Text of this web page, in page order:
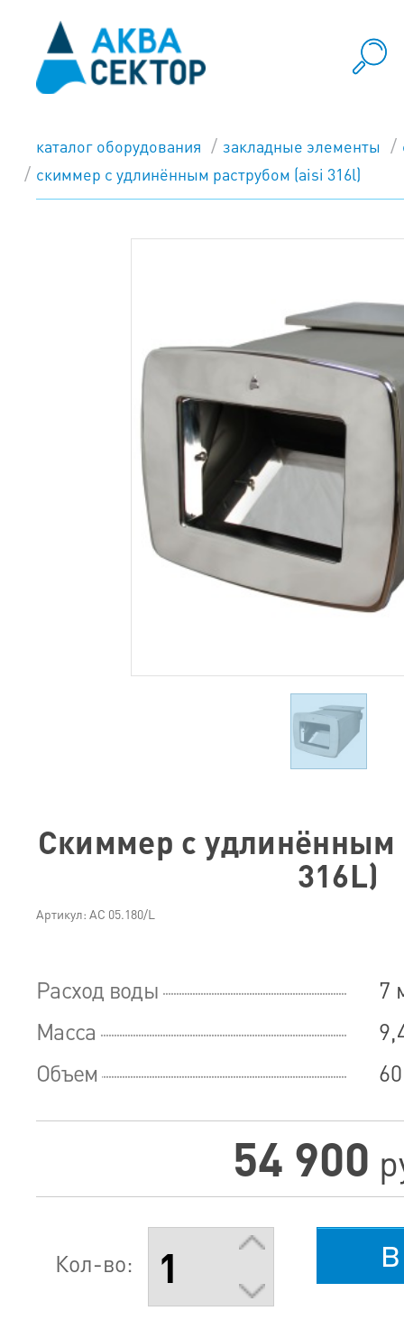
каталог оборудования закладные элементы
скиммер с удлинённым раструбом (aisi 316l)
Скиммер с удлинённым
316L)
Артикул: АС 05.180/L
Расход воды
7
Масса
Объем
54 900
Кол-во: